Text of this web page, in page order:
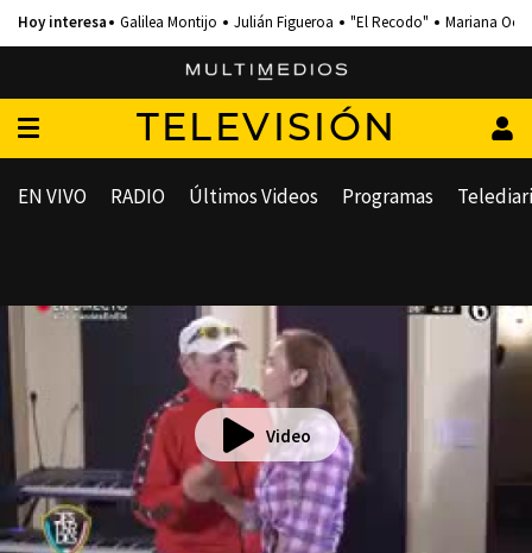
Galilea Montijo Julián Figueroa "El Recodo" Mariana
TELEVISIÓN
EN VIVO RADIO Últimos Videos Programas
Video